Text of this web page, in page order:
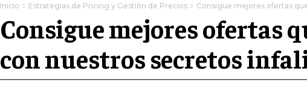
Inicio Estrategias de Pricing y Gestión de Precios Consigue mejores ofertas
Consigue mejores ofertas
con nuestros secretos